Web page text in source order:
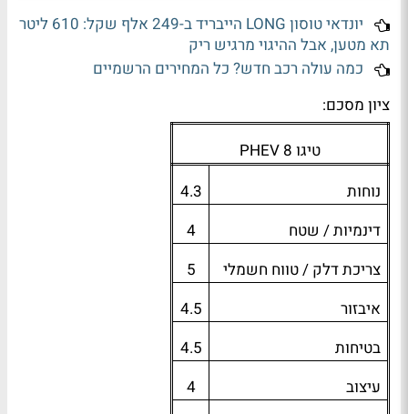
יונדאי טוסון LONG הייבריד ב-249 אלף שקל: 610 ליטר
תא מטען, אבל ההיגוי מרגיש ריק
כמה עולה רכב חדש? כל המחירים הרשמיים
ציון מסכם:
טיגו 8
PHEV
נוחות
4.3
דינמיות / שטח
4
צריכת דלק / טווח חשמלי
5
איבזור
4.5
בטיחות
4.5
עיצוב
4